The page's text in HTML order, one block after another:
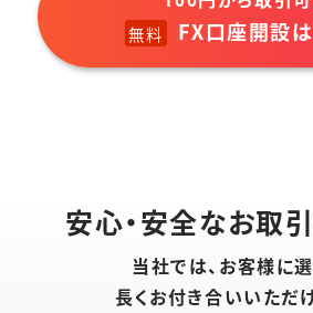
無料 FX口座開設
安心・安全なお取
当社では、お客様に選
長くお付き合いいただけ